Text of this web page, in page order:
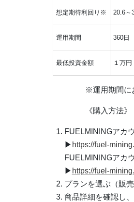
想定期待利回り※ 20.6～
運用期間 360日
最低投資金額 １万円
※運⽤期間に
《購⼊⽅法》
FUELMININGアカ
▶︎ https://fuel-
FUELMININGアカ
▶︎ https://fuel-
プランを選ぶ（販
商品詳細を確認し、